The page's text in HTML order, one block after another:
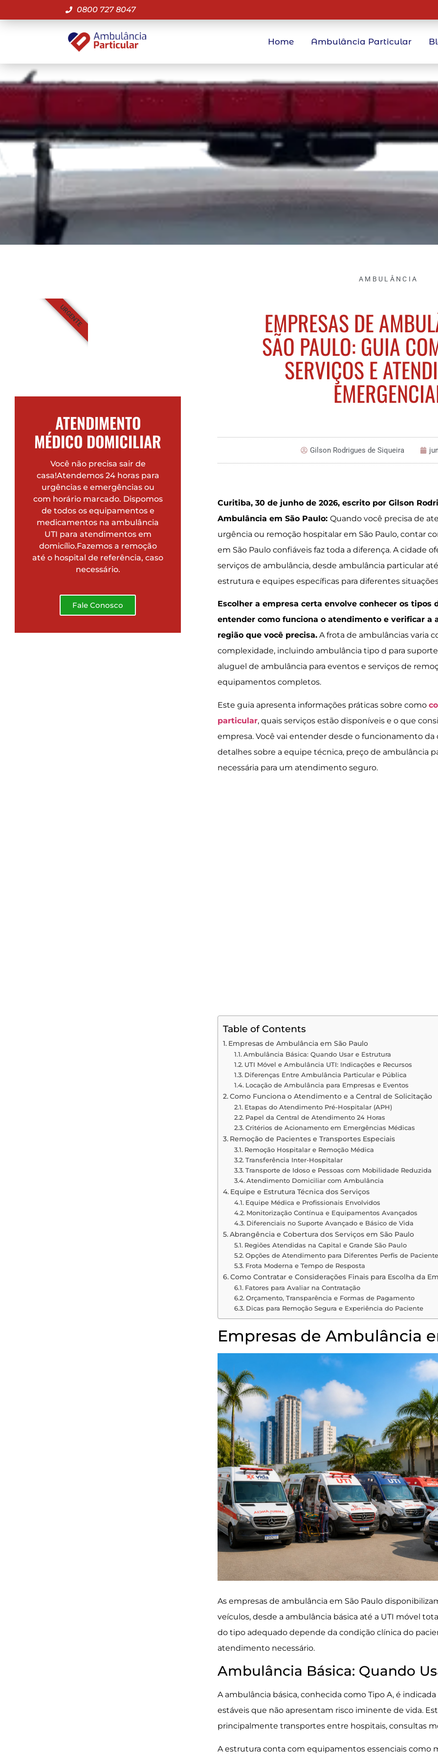
0800 727 8047
Home Ambulância Particular
ATENDIMENTO
MÉDICO DOMICILIAR
Você não precisa sair de
casa!Atendemos 24 horas para
urgências e emergências ou
com horário marcado. Dispomos
de todos os equipamentos e
medicamentos na ambulância
UTI para atendimentos em
domicílio.Fazemos a remoção
até o hospital de referência, caso
necessário.
Fale Conosco
URGENTE
AMBULÂNCIA
EMPRESAS DE
SÃO PAULO: GUIA
SERVIÇOS E
Gilson Rodrigues de Siqueira
Curitiba, 30 de junho de 2026, escrito por Gilson
Ambulância em São Paulo:Quando você precisa de
urgência ou remoção hospitalar em São Paulo, contar
em São Paulo confiáveis faz toda a diferença. A cidade
serviços de ambulância, desde ambulância particular
estrutura e equipes específicas para diferentes
Escolher a empresa certa envolve conhecer os tipos
entender como funciona o atendimento e verificar a
região que você precisa. A frota de ambulâncias varia
complexidade, incluindo ambulância tipo d para suporte
aluguel de ambulância para eventos e serviços de
equipamentos completos.
Este guia apresenta informações práticas sobre como
particular, quais serviços estão disponíveis e o que
empresa. Você vai entender desde o funcionamento da
detalhes sobre a equipe técnica, preço de ambulância
necessária para um atendimento seguro.
Table of Contents
Empresas de Ambulância em São Paulo
Ambulância Básica: Quando Usar e Estrutura
UTI Móvel e Ambulância UTI: Indicações e Recursos
Diferenças Entre Ambulância Particular e Pública
Locação de Ambulância para Empresas e Eventos
Como Funciona o Atendimento e a Central de Solicitação
Etapas do Atendimento Pré-Hospitalar (APH)
Papel da Central de Atendimento 24 Horas
Critérios de Acionamento em Emergências Médicas
Remoção de Pacientes e Transportes Especiais
Remoção Hospitalar e Remoção Médica
Transferência Inter-Hospitalar
Transporte de Idoso e Pessoas com Mobilidade Reduzida
Atendimento Domiciliar com Ambulância
Equipe e Estrutura Técnica dos Serviços
Equipe Médica e Profissionais Envolvidos
Monitorização Contínua e Equipamentos Avançados
Diferenciais no Suporte Avançado e Básico de Vida
Abrangência e Cobertura dos Serviços em São Paulo
Regiões Atendidas na Capital e Grande São Paulo
Opções de Atendimento para Diferentes Perfis de
Frota Moderna e Tempo de Resposta
Como Contratar e Considerações Finais para Escolha da
Fatores para Avaliar na Contratação
Orçamento, Transparência e Formas de Pagamento
Dicas para Remoção Segura e Experiência do Paciente
Empresas de Ambulância
As empresas de ambulância em São Paulo
veículos, desde a ambulância básica até a UTI móvel
do tipo adequado depende da condição clínica do
atendimento necessário.
Ambulância Básica: Quando
A ambulância básica, conhecida como Tipo A, é
estáveis que não apresentam risco iminente de vida.
principalmente transportes entre hospitais, consultas
A estrutura conta com equipamentos essenciais como